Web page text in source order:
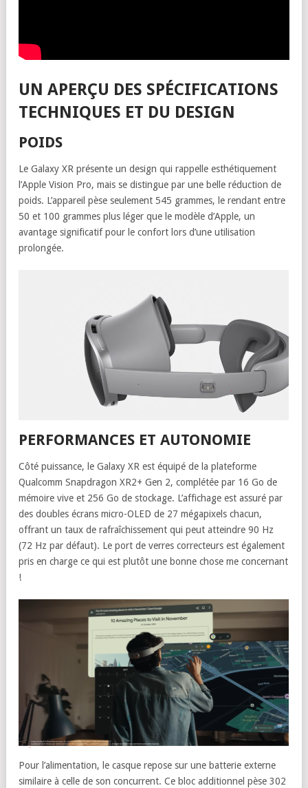
UN APERÇU DES SPÉCIFICATIONS
TECHNIQUES ET DU DESIGN
POIDS
Le Galaxy XR présente un design qui rappelle esthétiquement
l’Apple Vision Pro, mais se distingue par une belle réduction de
poids. L’appareil pèse seulement 545 grammes, le rendant entre
50 et 100 grammes plus léger que le modèle d’Apple, un
avantage significatif pour le confort lors d’une utilisation
prolongée.
PERFORMANCES ET AUTONOMIE
Côté puissance, le Galaxy XR est équipé de la plateforme
Qualcomm Snapdragon XR2+ Gen 2, complétée par 16 Go de
mémoire vive et 256 Go de stockage. L’affichage est assuré par
des doubles écrans micro-OLED de 27 mégapixels chacun,
offrant un taux de rafraîchissement qui peut atteindre 90 Hz
(72 Hz par défaut). Le port de verres correcteurs est également
pris en charge ce qui est plutôt une bonne chose me concernant
!
Pour l’alimentation, le casque repose sur une batterie externe
similaire à celle de son concurrent. Ce bloc additionnel pèse 302